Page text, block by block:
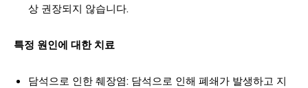
상 권장되지 않습니다.
특정 원인에 대한 치료
담석으로 인한 췌장염: 담석으로 인해 폐쇄가 발생하고 지